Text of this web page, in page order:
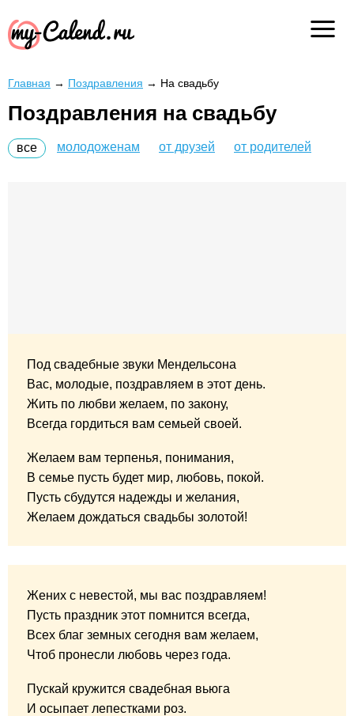
Главная → Поздравления → На свадьбу
Поздравления на свадьбу
все молодоженам от друзей от родителей
Под свадебные звуки Мендельсона
Вас, молодые, поздравляем в этот день.
Жить по любви желаем, по закону,
Всегда гордиться вам семьей своей.
Желаем вам терпенья, понимания,
В семье пусть будет мир, любовь, покой.
Пусть сбудутся надежды и желания,
Желаем дождаться свадьбы золотой!
Жених с невестой, мы вас поздравляем!
Пусть праздник этот помнится всегда,
Всех благ земных сегодня вам желаем,
Чтоб пронесли любовь через года.
Пускай кружится свадебная вьюга
И осыпает лепестками роз.